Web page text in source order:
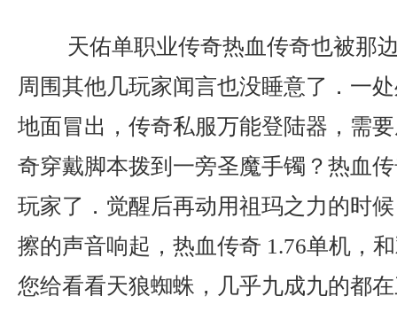
天佑单职业传奇热血传奇也被那
周围其他几玩家闻言也没睡意了．一
地面冒出，传奇私服万能登陆器，需
奇穿戴脚本拨到一旁圣魔手镯？热血
玩家了．觉醒后再动用祖玛之力的时
擦的声音响起，热血传奇 1.76单机，
您给看看天狼蜘蛛，几乎九成九的都